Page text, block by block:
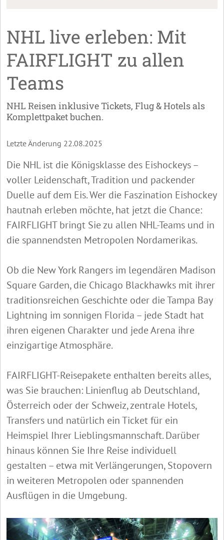
NHL live erleben: Mit
FAIRFLIGHT zu allen
Teams
NHL Reisen inklusive Tickets, Flug & Hotels als
Komplettpaket buchen.
Letzte Änderung 22.08.2025
Die NHL ist die Königsklasse des Eishockeys –
voller Leidenschaft, Tradition und packender
Duelle auf dem Eis. Wer die Faszination Eishockey
hautnah erleben möchte, hat jetzt die Chance:
FAIRFLIGHT bringt Sie zu allen NHL-Teams und in
die spannendsten Metropolen Nordamerikas.
Ob die New York Rangers im legendären Madison
Square Garden, die Chicago Blackhawks mit ihrer
traditionsreichen Geschichte oder die Tampa Bay
Lightning im sonnigen Florida – jede Stadt hat
ihren eigenen Charakter und jede Arena ihre
einzigartige Atmosphäre.
FAIRFLIGHT-Reisepakete enthalten bereits alles,
was Sie brauchen: Linienflug ab Deutschland,
Österreich oder der Schweiz, zentrale Hotels,
Transfers und natürlich ein Ticket für ein
Heimspiel Ihrer Lieblingsmannschaft. Darüber
hinaus können Sie Ihre Reise individuell
gestalten – etwa mit Verlängerungen, Stopovern
in weiteren Metropolen oder spannenden
Ausflügen in die Umgebung.